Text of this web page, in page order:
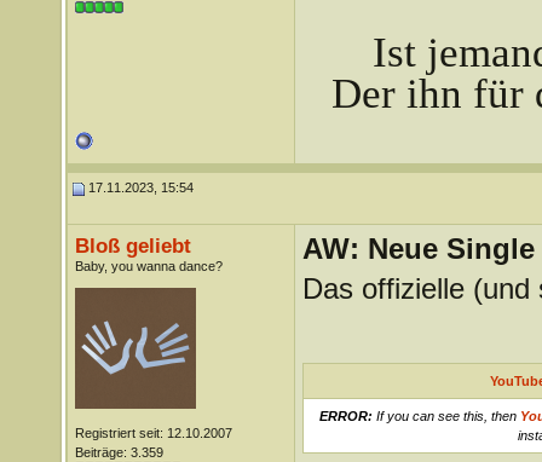
Ist
Der ihn für
17.11.2023, 15:54
Bloß geliebt
Baby, you wanna dance?
Registriert seit: 12.10.2007
Beiträge: 3.359
AW: Neue
Das offizielle
ERROR: If you can see this, then